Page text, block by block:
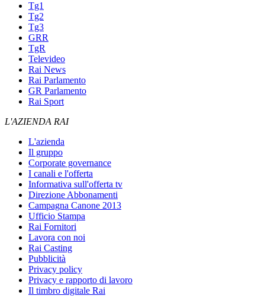
Tg1
Tg2
Tg3
GRR
TgR
Televideo
Rai News
Rai Parlamento
GR Parlamento
Rai Sport
L'AZIENDA RAI
L'azienda
Il gruppo
Corporate governance
I canali e l'offerta
Informativa sull'offerta tv
Direzione Abbonamenti
Campagna Canone 2013
Ufficio Stampa
Rai Fornitori
Lavora con noi
Rai Casting
Pubblicità
Privacy policy
Privacy e rapporto di lavoro
Il timbro digitale Rai